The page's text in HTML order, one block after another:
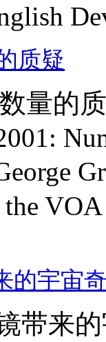
质疑
量的
VOA
的宇宙
带来